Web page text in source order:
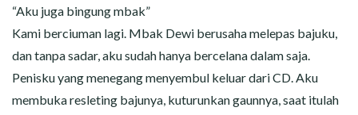
“Aku juga bingung mbak”
Kami berciuman lagi. Mbak Dewi berusaha melepas bajuku,
dan tanpa sadar, aku sudah hanya bercelana dalam saja.
Penisku yang menegang menyembul keluar dari CD. Aku
membuka resleting bajunya, kuturunkan gaunnya, saat itulah